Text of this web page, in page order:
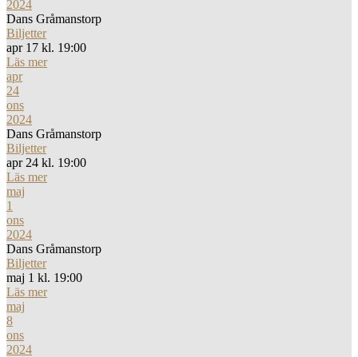
2024
Dans Gråmanstorp
Biljetter
apr 17 kl. 19:00
Läs mer
apr
24
ons
2024
Dans Gråmanstorp
Biljetter
apr 24 kl. 19:00
Läs mer
maj
1
ons
2024
Dans Gråmanstorp
Biljetter
maj 1 kl. 19:00
Läs mer
maj
8
ons
2024